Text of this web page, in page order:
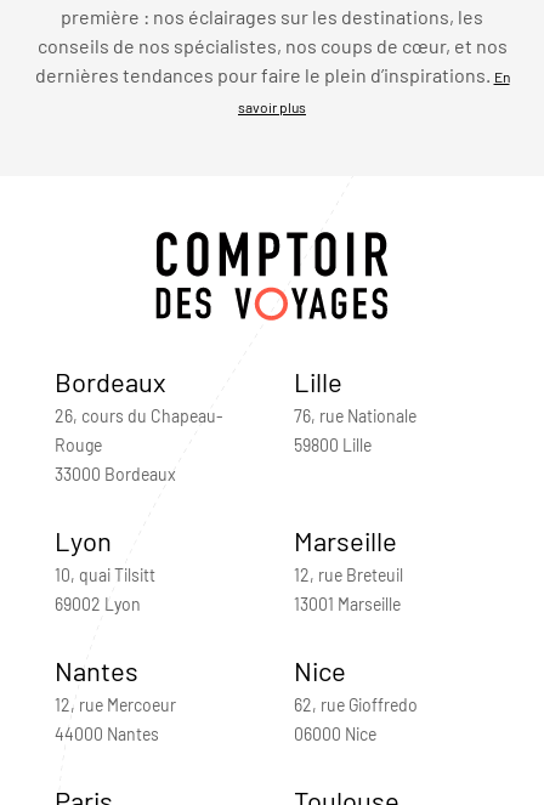
première : nos éclairages sur les destinations, les
conseils de nos spécialistes, nos coups de cœur, et nos
dernières tendances pour faire le plein d’inspirations.
En
savoir plus
Bordeaux
26, cours du Chapeau-
Rouge
33000 Bordeaux
Lille
76, rue Nationale
59800 Lille
Lyon
10, quai Tilsitt
69002 Lyon
Marseille
12, rue Breteuil
13001 Marseille
Nantes
12, rue Mercoeur
44000 Nantes
Nice
62, rue Gioffredo
06000 Nice